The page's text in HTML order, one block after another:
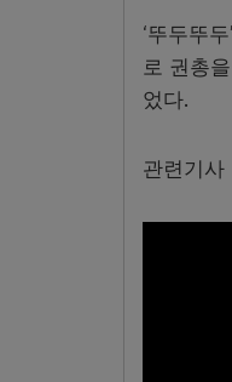
‘뚜두뚜
로 권총
었다.
관련기사